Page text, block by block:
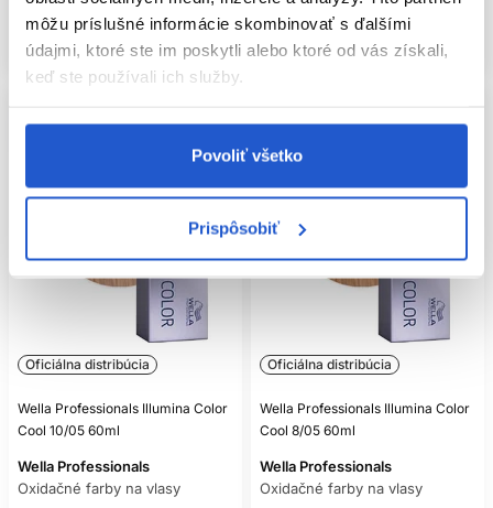
môžu príslušné informácie skombinovať s ďalšími
údajmi, ktoré ste im poskytli alebo ktoré od vás získali,
keď ste používali ich služby.
Povoliť všetko
Prispôsobiť
Skladom ㅤ
Kúpiť
Skladom ㅤ
Oficiálna distribúcia
Wella Professionals Illumina Color
Cool 10/05 60ml
Wella Professionals
Oxidačné farby na vlasy
Oficiálna distribúcia
Wella Professionals Illumina Color
Cool 8/05 60ml
Wella Professionals
Oxidačné farby na vlasy